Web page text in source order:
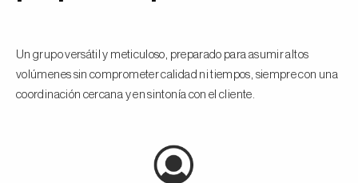
Un grupo versátil y meticuloso, preparado para asumir altos
volúmenes sin comprometer calidad ni tiempos, siempre con una
coordinación cercana y en sintonía con el cliente.